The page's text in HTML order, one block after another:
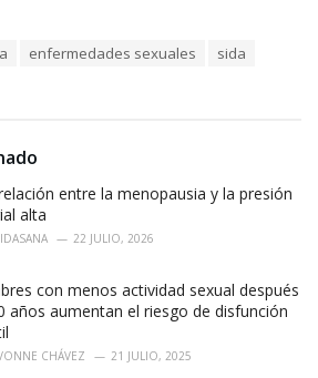
enfermedades sexuales
sida
entre la menopausia y la presión
alta
22 JULIO, 2026
con menos actividad sexual después
años aumentan el riesgo de disfunción
CHÁVEZ 21 JULIO, 2025